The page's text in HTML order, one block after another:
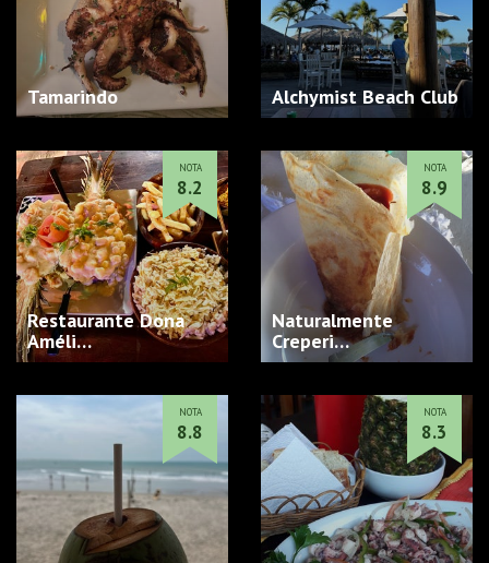
Tamarindo Alchymist Beach Club
Restaurante Dona
Améli…
NOTA
8.2
Naturalmente
Creperi…
NOTA
8.9
NOTA
8.8
NOTA
8.3